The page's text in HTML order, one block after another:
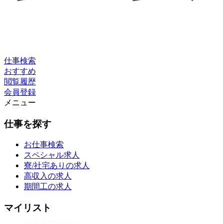
仕事検索
おすすめ
閲覧履歴
会員登録
メニュー
仕事を探す
お仕事検索
スペシャル求人
寮/社宅ありの求人
高収入の求人
期間工の求人
マイリスト